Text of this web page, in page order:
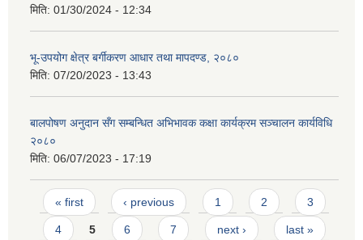
मिति: 01/30/2024 - 12:34
भू-उपयोग क्षेत्र बर्गीकरण आधार तथा मापदण्ड, २०८०
मिति: 07/20/2023 - 13:43
बालपोषण अनुदान सँग सम्बन्धित अभिभावक कक्षा कार्यक्रम सञ्चालन कार्यविधि
२०८०
मिति: 06/07/2023 - 17:19
Pages
« first ‹ previous 1 2 3
4 5 6 7 next › last »